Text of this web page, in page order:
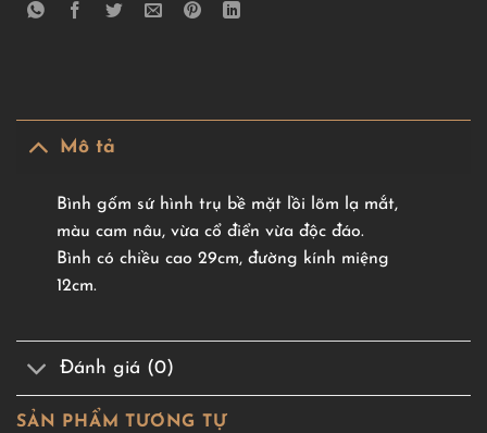
Mô tả
Bình gốm sứ hình trụ bề mặt lồi lõm lạ mắt,
màu cam nâu, vừa cổ điển vừa độc đáo.
Bình có chiều cao 29cm, đường kính miệng
12cm.
Đánh giá (0)
SẢN PHẨM TƯƠNG TỰ